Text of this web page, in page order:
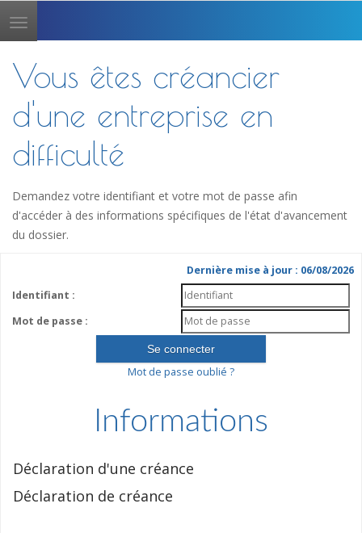
Toggle
navigation
Vous êtes créancier
d'une entreprise en
difficulté
Demandez votre identifiant et votre mot de passe afin
d'accéder à des informations spécifiques de l'état d'avancement
du dossier.
Dernière mise à jour : 06/08/2026
Identifiant :
Mot de passe :
Mot de passe oublié ?
Informations
Déclaration d'une créance
Déclaration de créance